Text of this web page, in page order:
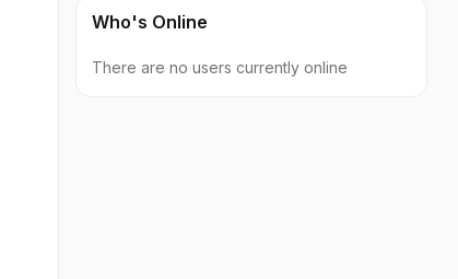
Who's Online
There are no users currently online